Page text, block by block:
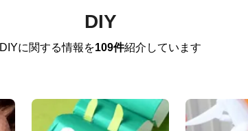
DIY
DIYに関する情報を109件紹介しています